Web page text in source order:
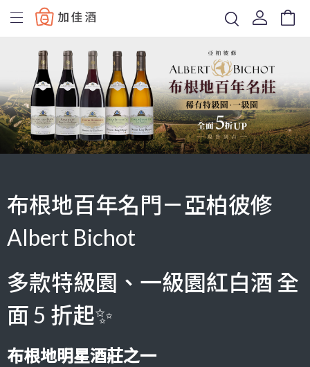
Baccus
布根地百年名門－亞柏彼修
Albert Bichot
多款特級園、一級園紅白酒 全
面 5 折起✨
布根地明星酒莊之一